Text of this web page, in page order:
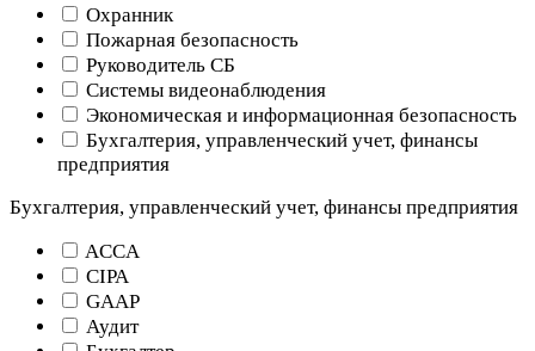
Охранник
Пожарная безопасность
Руководитель СБ
Системы видеонаблюдения
Экономическая и информационная безопасность
Бухгалтерия, управленческий учет, финансы
предприятия
Бухгалтерия, управленческий учет, финансы предприятия
ACCA
CIPA
GAAP
Аудит